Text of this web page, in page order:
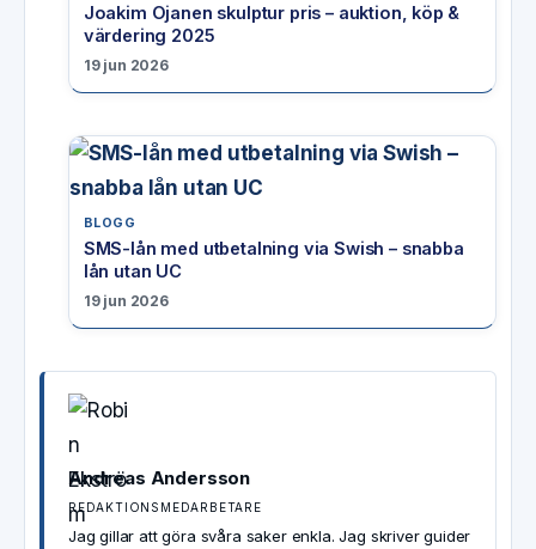
Joakim Ojanen skulptur pris – auktion, köp &
värdering 2025
19 jun 2026
BLOGG
SMS-lån med utbetalning via Swish – snabba
lån utan UC
19 jun 2026
Andreas Andersson
REDAKTIONSMEDARBETARE
Jag gillar att göra svåra saker enkla. Jag skriver guider